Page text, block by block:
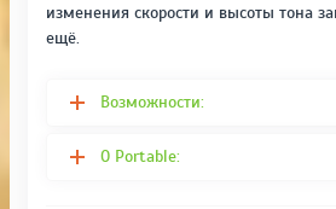
изменения скорости и высоты тона
ещё.
Возможности:
О Portable: